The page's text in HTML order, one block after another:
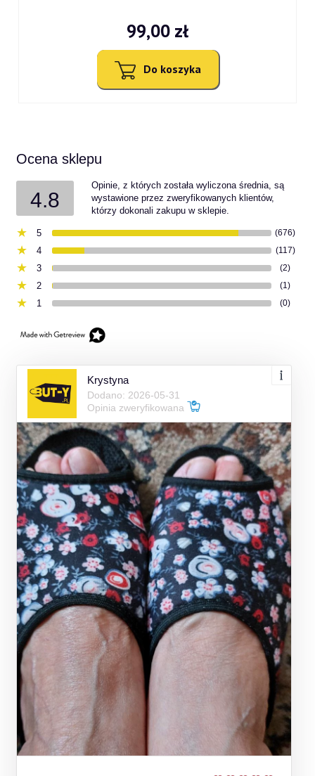
99,00 zł
Do koszyka
Ocena sklepu
4.8
Opinie, z których została wyliczona średnia, są
wystawione przez zweryfikowanych klientów,
którzy dokonali zakupu w sklepie.
5 (676)
4 (117)
3 (2)
2 (1)
1 (0)
Krystyna
Dodano: 2026-05-31
Opinia zweryfikowana